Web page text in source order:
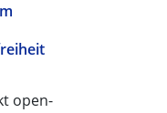
open-